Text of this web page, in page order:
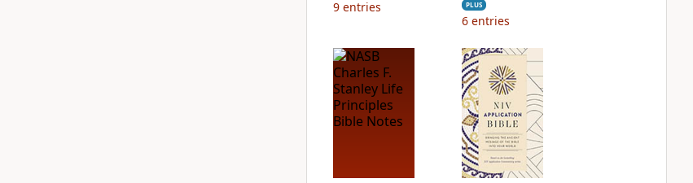
9 entries PLUS
6 entries